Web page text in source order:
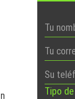
Tipo